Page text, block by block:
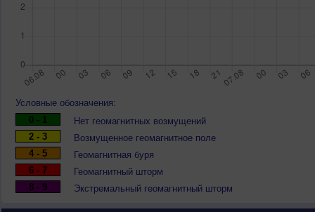
Условные обозначения:
0 - 1
Нет геомагнитных возмущений
2 - 3
Возмущенное геомагнитное поле
4 - 5
Геомагнитная буря
6 - 7
Геомагнитный шторм
8 - 9
Экстремальный геомагнитный шторм